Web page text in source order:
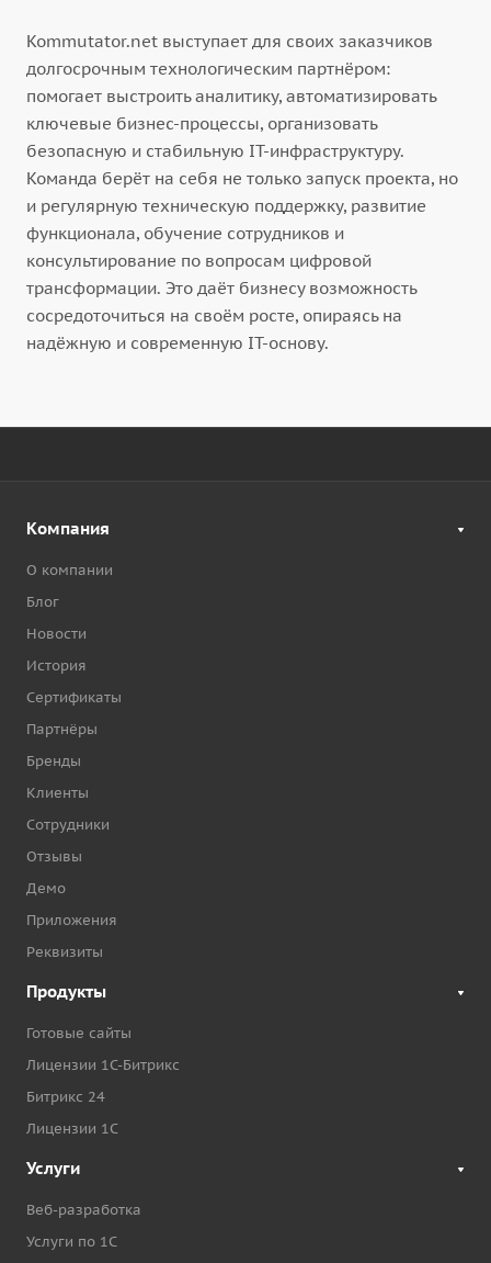
Kommutator.net выступает для своих заказчиков
долгосрочным технологическим партнёром:
помогает выстроить аналитику, автоматизировать
ключевые бизнес-процессы, организовать
безопасную и стабильную IT-инфраструктуру.
Команда берёт на себя не только запуск проекта, но
и регулярную техническую поддержку, развитие
функционала, обучение сотрудников и
консультирование по вопросам цифровой
трансформации. Это даёт бизнесу возможность
сосредоточиться на своём росте, опираясь на
надёжную и современную IT-основу.
Компания
О компании
Блог
Новости
История
Сертификаты
Партнёры
Бренды
Клиенты
Сотрудники
Отзывы
Демо
Приложения
Реквизиты
Продукты
Готовые сайты
Лицензии 1С-Битрикс
Битрикс 24
Лицензии 1С
Услуги
Веб-разработка
Услуги по 1С